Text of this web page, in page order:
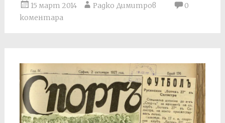
15 март 2014 Радко Димитров
0
коментара